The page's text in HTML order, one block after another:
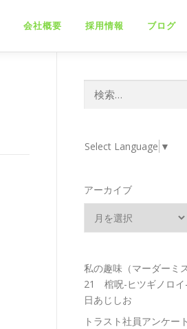
会社概要 採用情報 ブログ
Select Language ▼
アーカイブ
私の趣味（マーダーミ
21 棺呪-ヒツギノロイ-
日あじしお
トラスト社員アンケー